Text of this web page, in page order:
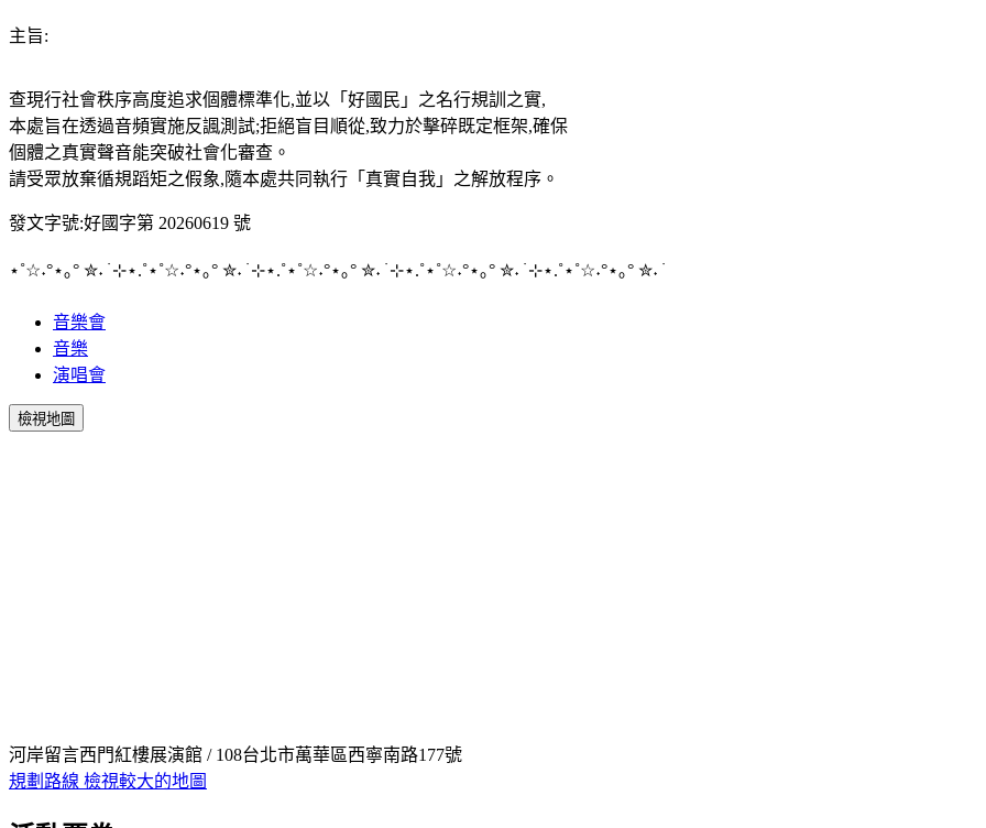
主旨:
查現行社會秩序高度追求個體標準化,並以「好國民」之名行規訓之實,
本處旨在透過音頻實施反諷測試;拒絕盲目順從,致力於擊碎既定框架,確保
個體之真實聲音能突破社會化審查。
請受眾放棄循規蹈矩之假象,隨本處共同執行「真實自我」之解放程序。
發文字號:好國字第 20260619 號
⋆˚☆˖°⋆｡° ✮˖ ࣪⊹⋆.˚⋆˚☆˖°⋆｡° ✮˖ ࣪⊹⋆.˚⋆˚☆˖°⋆｡° ✮˖ ࣪⊹⋆.˚⋆˚☆˖°⋆｡° ✮˖ ࣪⊹⋆.˚⋆˚☆˖°⋆｡° ✮˖ ࣪
音樂會
音樂
演唱會
檢視地圖
河岸留言西門紅樓展演館 / 108台北市萬華區西寧南路177號
規劃路線 檢視較大的地圖